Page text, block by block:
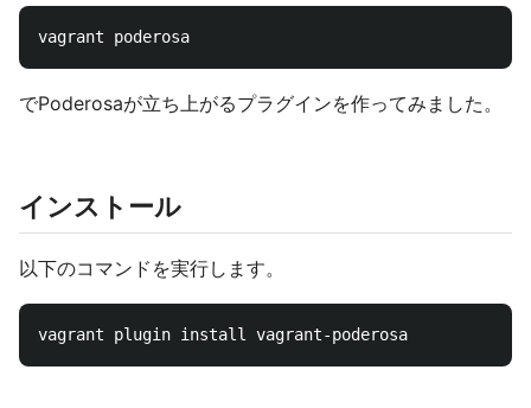
でPoderosaが立ち上がるプラグインを作ってみました。
インストール
以下のコマンドを実行します。